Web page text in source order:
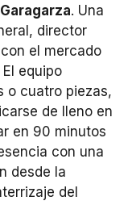
. Una
director
el mercado
equipo
o cuatro piezas,
de lleno en
en 90 minutos
con una
desde la
del